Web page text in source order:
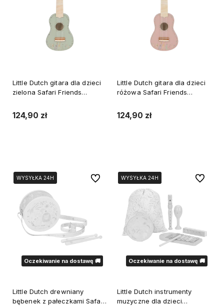
Little Dutch gitara dla dzieci
zielona Safari Friends
124,90 zł
Little Dutch gitara dla dzieci
różowa Safari Friends
124,90 zł
Oczekiwanie na dostawę 🚚
WYSYŁKA 24H
WYSYŁKA 24H
Little Dutch drewniany
bębenek z pałeczkami Safari
Do ulubionych
Oczekiwanie na dostawę 🚚
WYSYŁKA 24H
WYSYŁKA 24H
WYSYŁKA 24H
Little Dutch instrumenty
muzyczne dla dzieci
Do